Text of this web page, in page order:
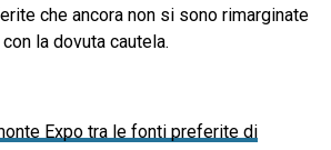
che ancora non si sono rimarginate
la dovuta cautela.
Expo tra le fonti preferite di